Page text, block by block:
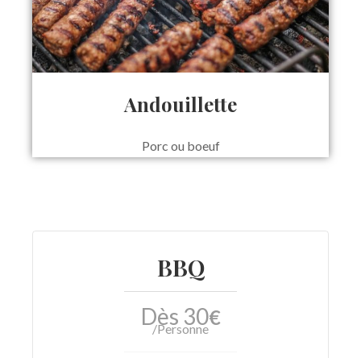
Andouillette
Porc ou boeuf
BBQ
Dès 30€
/Personne